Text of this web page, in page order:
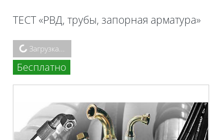
ТЕСТ «РВД, трубы, запорная арматура»
Блоки
Загрузка...
Бесплатно